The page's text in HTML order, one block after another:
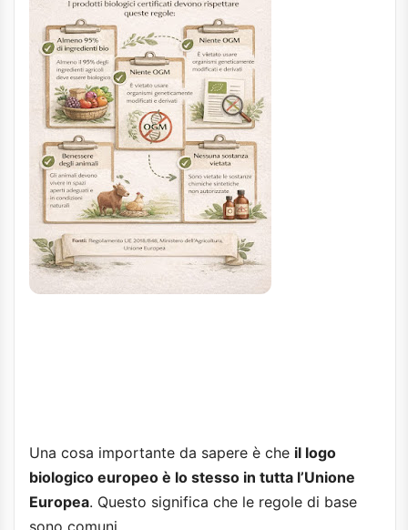
Una cosa importante da sapere è che il logo
biologico europeo è lo stesso in tutta l’Unione
Europea. Questo significa che le regole di base
sono comuni.